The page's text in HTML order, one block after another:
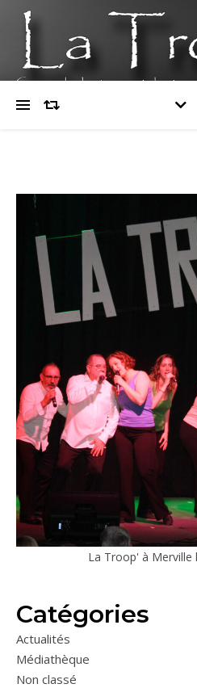
La Troop' à Merville
Catégories
Actualités
Médiathèque
Non classé